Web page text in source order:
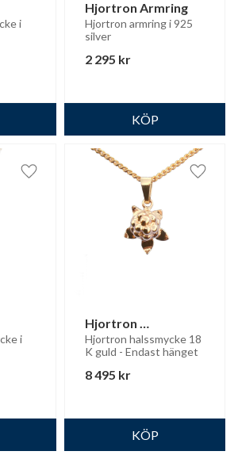
i
Hjortron Armring
Hjortron armring i 925
silver
2 295 kr
i
Lägg till i favoriter
Hjortron
halssmycke 18K
guld
Hjortron halssmycke 18
K guld - Endast hänget
8 495 kr
Lägg